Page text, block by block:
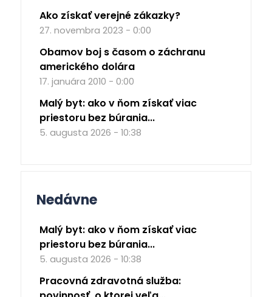
Ako získať verejné zákazky?
27. novembra 2023 - 0:00
Obamov boj s časom o záchranu
amerického dolára
17. januára 2010 - 0:00
Malý byt: ako v ňom získať viac
priestoru bez búrania...
5. augusta 2026 - 10:38
Nedávne
Malý byt: ako v ňom získať viac
priestoru bez búrania...
5. augusta 2026 - 10:38
Pracovná zdravotná služba: